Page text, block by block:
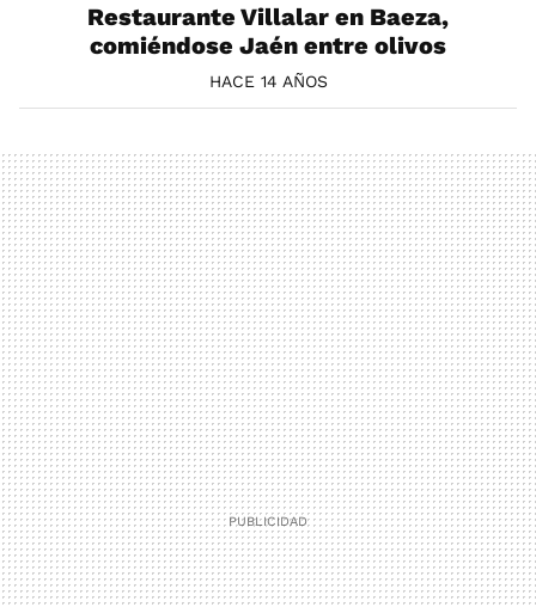
Restaurante Villalar en Baeza,
comiéndose Jaén entre olivos
HACE 14 AÑOS